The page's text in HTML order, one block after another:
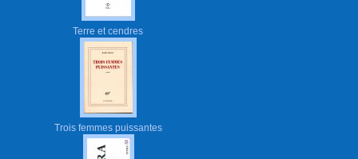
Terre et cendres
Trois femmes puissantes